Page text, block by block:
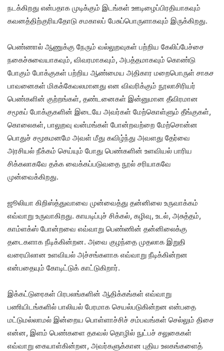
நடக்கிறது என்பதாக முடிக்கும் இடங்கள் ஊடிழைப்பிரதியாகவும்
கவனத்திற்குரியதோடு சமகாலப் பேசுப்பொருளாகவும் இருக்கிறது.
பெண்ணால் ஆணுக்கு நேரும் வல்லுறவுகள் பற்றிய கேலிப்பேச்சை
நகைச்சுவையாகவும், விவரமாகவும், அபத்தமாகவும் கொண்டு
போகும் போக்குகள் பற்றிய ஆண்மைய அதிகார மறைபொருள் சாகச
பாவனைகள் மிகக்கேவலமானது என விவரிக்கும் நூலாசிரியர்
பெண்களின் குற்றங்கள், தண்டனைகள் இன்னுமான தீவிரமான
சமூகப் போக்குகளின் இடையே அவர்கள் மேற்கொள்ளும் தீங்குகள்,
கொலைகள், பாலுறவு வன்மங்கள் போன்றவற்றை மேற்சொன்ன
பொதுச் சமூகமனமே அவள் மீது கவிழ்ந்து அவளது தேர்வை
அரசியல் நீக்கம் செய்யும் போது பெண்களின் உளவியல் பாரிய
சிக்கலாகவே தக்க வைக்கப்படுவதை நூல் சரியாகவே
முன்வைக்கிறது.
ஜூலியா கிறிஸ்த்துவாவை முன்வைத்து தன்னிலை உருவாக்கம்
எவ்வாறு உருவாகிறது. காயடிப்புச் சிக்கல், கழிவு, உடல், அசுத்தம்,
காம்ளக்ஸ் போன்றவை எவ்வாறு பெண்ணின் தன்னிலைக்கு
தடைகளாக நீடிக்கின்றன. அவை குழந்தை முதலாக இறுதி
வரையிலான உளவியல் அச்சங்களாக எவ்வாறு நீடிக்கின்றன
என்பதையும் கோடிட்டுக் காட்டுகிறார்.
இக்கட்டுரைகள் பிரபலங்களின் ஆதிக்கங்கள் எவ்வாறு
பணியிடங்களில் பாலியல் பேரமாக செயல்படுகின்றன என்பதை
மட்டுமல்லாமல் இன்றைய பொள்ளாச்சிச் சம்பவங்கள் செல்லும் திசை
என்ன, இளம் பெண்களை தகவல் தொழில் நுட்பச் சலுகைகள்
எவ்வாறு கையாள்கின்றன, அவர்களுக்கான புதிய உலகங்களைத்